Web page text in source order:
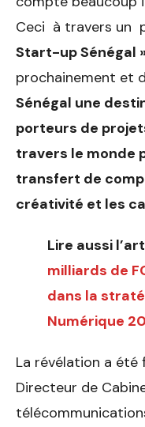
Ceci à travers un
Start-up Sénégal
prochainement et
Sénégal une
porteurs de
travers le monde
transfert de
créativité et les
Lire aussi
milliards de
dans la
Numérique
La révélation a été
Directeur de